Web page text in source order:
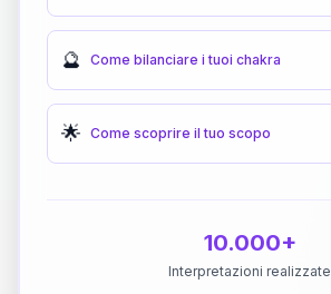
🔮 Come bilanciare i tuoi chakra
🌟 Come scoprire il tuo scopo
10.000+
Interpretazioni realizzate